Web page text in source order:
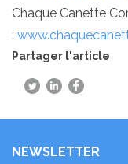
Chaque Canette
:
Partager l'article
NEWSLETTER